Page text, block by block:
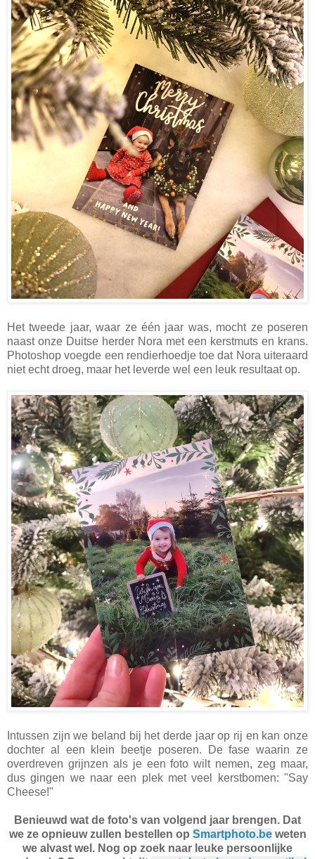
Het tweede jaar, waar ze één jaar was, mocht ze poseren
naast onze Duitse herder Nora met een kerstmuts en krans.
Photoshop voegde een rendierhoedje toe dat Nora uiteraard
niet echt droeg, maar het leverde wel een leuk resultaat op.
Intussen zijn we beland bij het derde jaar op rij en kan onze
dochter al een klein beetje poseren. De fase waarin ze
overdreven grijnzen als je een foto wilt nemen, zeg maar,
dus gingen we naar een plek met veel kerstbomen: "Say
Cheese!"
Benieuwd wat de foto's van volgend jaar brengen. Dat
we ze opnieuw zullen bestellen op Smartphoto.beweten
we alvast wel. Nog op zoek naar leuke persoonlijke